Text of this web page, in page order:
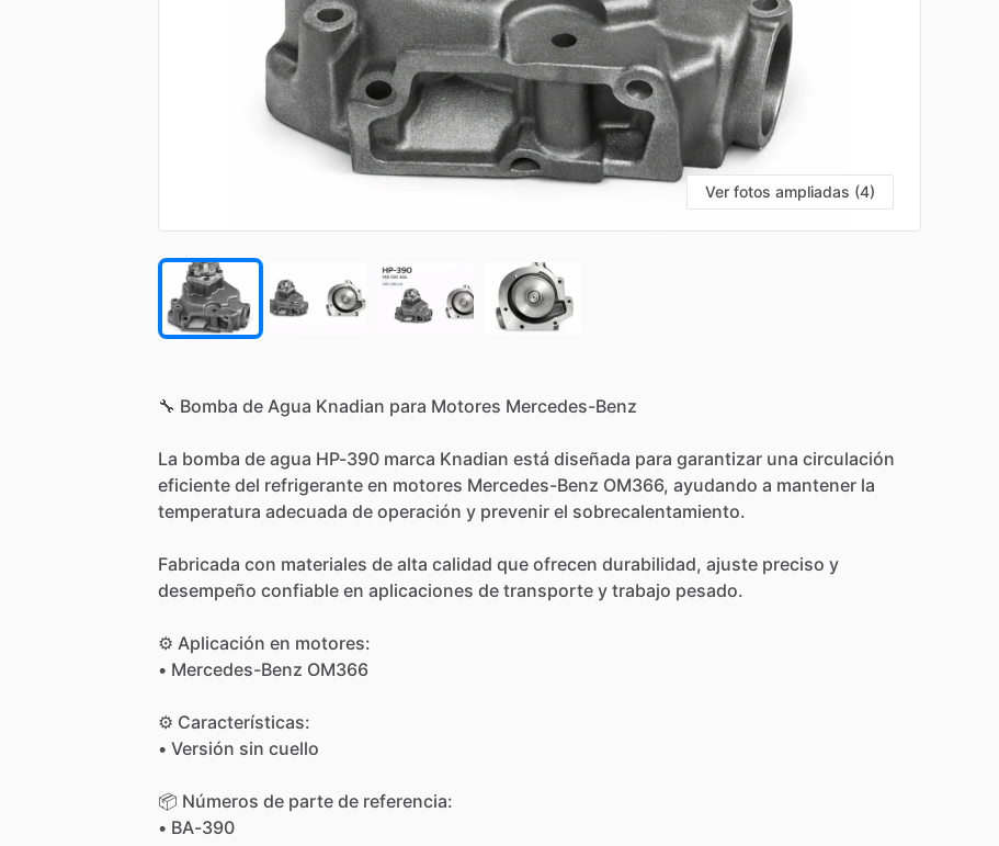
Ver fotos ampliadas (4)
🔧 Bomba de Agua Knadian para Motores Mercedes-Benz
La bomba de agua HP-390 marca Knadian está diseñada para garantizar una circulación
eficiente del refrigerante en motores Mercedes-Benz OM366, ayudando a mantener la
temperatura adecuada de operación y prevenir el sobrecalentamiento.
Fabricada con materiales de alta calidad que ofrecen durabilidad, ajuste preciso y
desempeño confiable en aplicaciones de transporte y trabajo pesado.
⚙️ Aplicación en motores:
• Mercedes-Benz OM366
⚙️ Características:
• Versión sin cuello
📦 Números de parte de referencia:
• BA-390